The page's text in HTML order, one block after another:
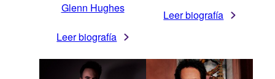
Glenn Hughes
Leer biografía
Leer biografía